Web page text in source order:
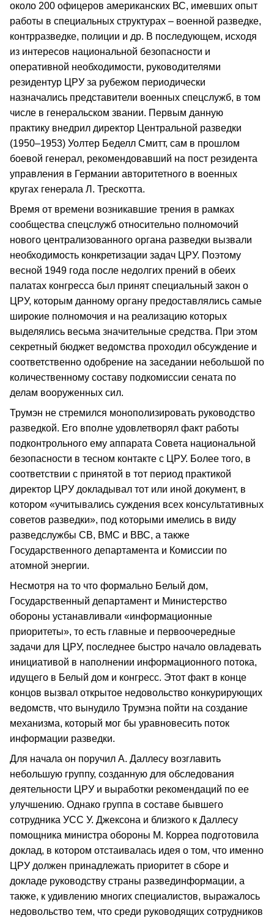
около 200 офицеров американских ВС, имевших опыт
работы в специальных структурах – военной разведке,
контрразведке, полиции и др. В последующем, исходя
из интересов национальной безопасности и
оперативной необходимости, руководителями
резидентур ЦРУ за рубежом периодически
назначались представители военных спецслужб, в том
числе в генеральском звании. Первым данную
практику внедрил директор Центральной разведки
(1950–1953) Уолтер Беделл Смитт, сам в прошлом
боевой генерал, рекомендовавший на пост резидента
управления в Германии авторитетного в военных
кругах генерала Л. Трескотта.
Время от времени возникавшие трения в рамках
сообщества спецслужб относительно полномочий
нового централизованного органа разведки вызвали
необходимость конкретизации задач ЦРУ. Поэтому
весной 1949 года после недолгих прений в обеих
палатах конгресса был принят специальный закон о
ЦРУ, которым данному органу предоставлялись самые
широкие полномочия и на реализацию которых
выделялись весьма значительные средства. При этом
секретный бюджет ведомства проходил обсуждение и
соответственно одобрение на заседании небольшой по
количественному составу подкомиссии сената по
делам вооруженных сил.
Трумэн не стремился монополизировать руководство
разведкой. Его вполне удовлетворял факт работы
подконтрольного ему аппарата Совета национальной
безопасности в тесном контакте с ЦРУ. Более того, в
соответствии с принятой в тот период практикой
директор ЦРУ докладывал тот или иной документ, в
котором «учитывались суждения всех консультативных
советов разведки», под которыми имелись в виду
разведслужбы СВ, ВМС и ВВС, а также
Государственного департамента и Комиссии по
атомной энергии.
Несмотря на то что формально Белый дом,
Государственный департамент и Министерство
обороны устанавливали «информационные
приоритеты», то есть главные и первоочередные
задачи для ЦРУ, последнее быстро начало овладевать
инициативой в наполнении информационного потока,
идущего в Белый дом и конгресс. Этот факт в конце
концов вызвал открытое недовольство конкурирующих
ведомств, что вынудило Трумэна пойти на создание
механизма, который мог бы уравновесить поток
информации разведки.
Для начала он поручил А. Даллесу возглавить
небольшую группу, созданную для обследования
деятельности ЦРУ и выработки рекомендаций по ее
улучшению. Однако группа в составе бывшего
сотрудника УСС У. Джексона и близкого к Даллесу
помощника министра обороны М. Корреа подготовила
доклад, в котором отстаивалась идея о том, что именно
ЦРУ должен принадлежать приоритет в сборе и
докладе руководству страны развединформации, а
также, к удивлению многих специалистов, выражалось
недовольство тем, что среди руководящих сотрудников